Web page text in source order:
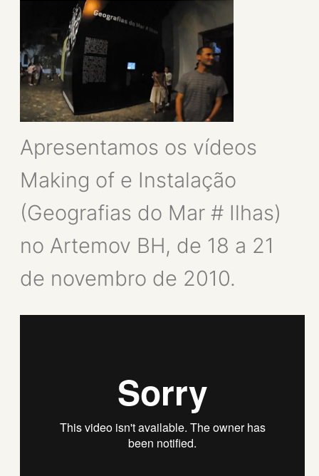
Apresentamos os vídeos
Making of e Instalação
(Geografias do Mar # Ilhas)
no Artemov BH, de 18 a 21
de novembro de 2010.